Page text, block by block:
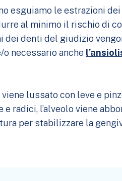
esguiamo le estrazioni
al minimo il rischio di
dei denti del giudizio
necessario anche
lussato con leve e
radici, l’alveolo viene
per stabilizzare la